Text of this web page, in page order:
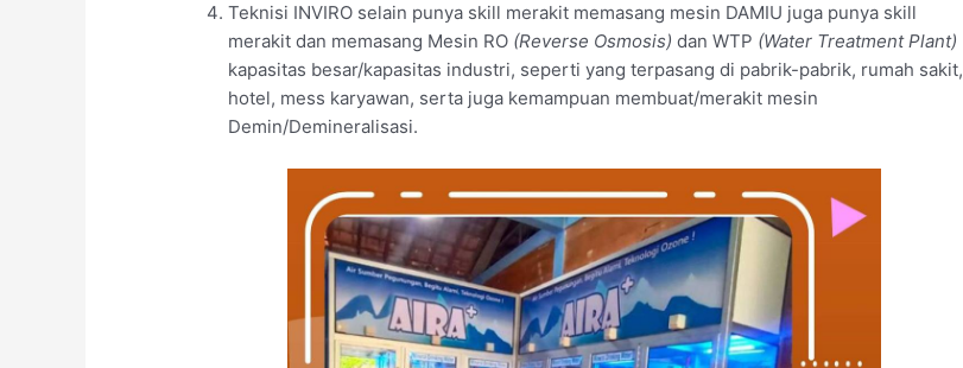
Teknisi INVIRO selain punya skill merakit memasang mesin DAMIU juga punya skill
merakit dan memasang Mesin RO (Reverse Osmosis) dan WTP (Water Treatment Plant)
kapasitas besar/kapasitas industri, seperti yang terpasang di pabrik-pabrik, rumah sakit,
hotel, mess karyawan, serta juga kemampuan membuat/merakit mesin
Demin/Demineralisasi.